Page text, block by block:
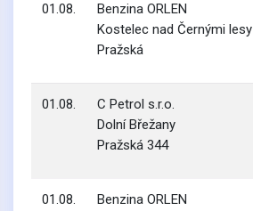
01.08.
Benzina ORLEN
Kostelec nad Černými lesy
Pražská
01.08.
C Petrol s.r.o.
Dolní Břežany
Pražská 344
01.08.
Benzina ORLEN